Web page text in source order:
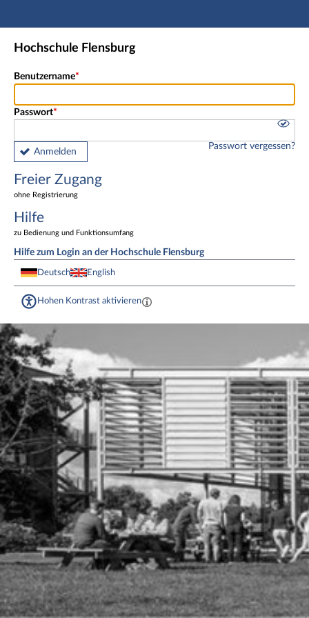
Hauptnavigation
Freier Zugang
Fußzeile
Hochschule Flensburg
Benutzername
Passwort
Anmelden
Passwort vergessen?
Freier Zugang
ohne Registrierung
Hilfe
zu Bedienung und Funktionsumfang
Hilfe zum Login an der Hochschule Flensburg
Deutsch English
Hohen Kontrast aktivieren